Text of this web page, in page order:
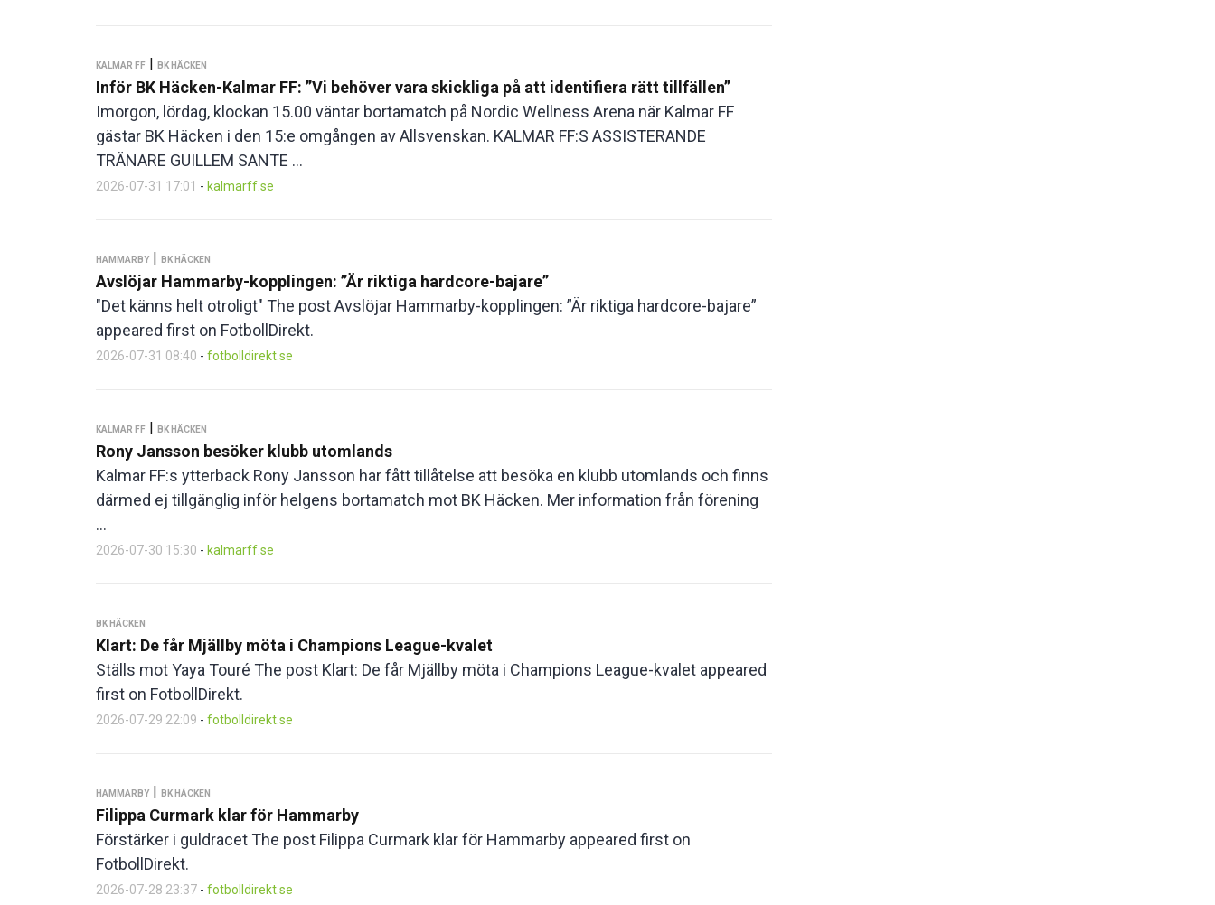
KALMAR FF | BK HÄCKEN
Inför BK Häcken-Kalmar FF: ”Vi behöver vara skickliga på att identifiera rätt tillfällen”
Imorgon, lördag, klockan 15.00 väntar bortamatch på Nordic Wellness Arena när Kalmar FF
gästar BK Häcken i den 15:e omgången av Allsvenskan. KALMAR FF:S ASSISTERANDE
TRÄNARE GUILLEM SANTE ...
2026-07-31 17:01 - kalmarff.se
HAMMARBY | BK HÄCKEN
Avslöjar Hammarby-kopplingen: ”Är riktiga hardcore-bajare”
"Det känns helt otroligt" The post Avslöjar Hammarby-kopplingen: ”Är riktiga hardcore-bajare”
appeared first on FotbollDirekt.
2026-07-31 08:40 - fotbolldirekt.se
KALMAR FF | BK HÄCKEN
Rony Jansson besöker klubb utomlands
Kalmar FF:s ytterback Rony Jansson har fått tillåtelse att besöka en klubb utomlands och finns
därmed ej tillgänglig inför helgens bortamatch mot BK Häcken. Mer information från förening
...
2026-07-30 15:30 - kalmarff.se
BK HÄCKEN
Klart: De får Mjällby möta i Champions League-kvalet
Ställs mot Yaya Touré The post Klart: De får Mjällby möta i Champions League-kvalet appeared
first on FotbollDirekt.
2026-07-29 22:09 - fotbolldirekt.se
HAMMARBY | BK HÄCKEN
Filippa Curmark klar för Hammarby
Förstärker i guldracet The post Filippa Curmark klar för Hammarby appeared first on
FotbollDirekt.
2026-07-28 23:37 - fotbolldirekt.se